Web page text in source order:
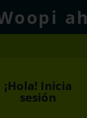
¡Hola! Inicia
sesión